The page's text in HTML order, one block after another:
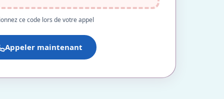
ce code lors de votre appel
Appeler maintenant